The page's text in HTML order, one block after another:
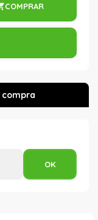
COMPRAR